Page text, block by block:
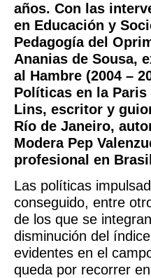
años. Con las
en Educación y
Pedagogía del
Ananias de Sousa,
al Hambre (2004 –
Políticas en la
Lins, escritor y
Río de Janeiro,
Modera Pep
profesional en
Las políticas
conseguido, entre
de los que se
disminución del
evidentes en el
queda por recorrer